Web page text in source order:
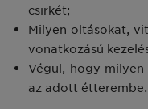
csirkét;
Milyen oltásokat,
vonatkozású
Végül, hogy
az adott étterembe.